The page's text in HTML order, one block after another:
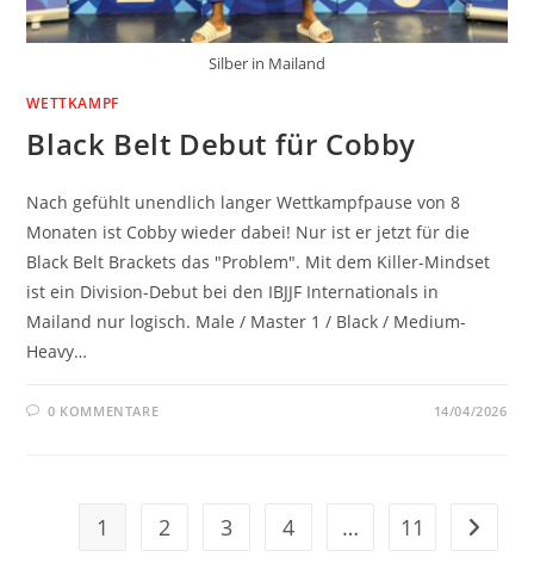
Silber in Mailand
WETTKAMPF
Black Belt Debut für Cobby
Nach gefühlt unendlich langer Wettkampfpause von 8
Monaten ist Cobby wieder dabei! Nur ist er jetzt für die
Black Belt Brackets das "Problem". Mit dem Killer-Mindset
ist ein Division-Debut bei den IBJJF Internationals in
Mailand nur logisch. Male / Master 1 / Black / Medium-
Heavy…
0 KOMMENTARE 14/04/2026
1 2 3 4 … 11 Gehe